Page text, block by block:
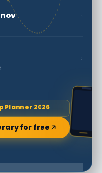
›
›
Planner 2026
for free